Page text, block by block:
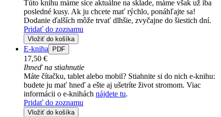
Túto knihu máme síce aktuálne na sklade, máme však už iba
posledné kusy. Ak ju chcete mať rýchlo, ponáhľajte sa!
Dodanie ďalších môže trvať dlhšie, zvyčajne do šiestich dní.
Pridať do zoznamu
Vložiť do košíka
E-kniha PDF
17,50 €
Ihneď na stiahnutie
Máte čítačku, tablet alebo mobil? Stiahnite si do nich e-knihu:
budete ju mať hneď a ešte aj ušetríte život stromom. Viac
informácii o e-knihách nájdete tu.
Pridať do zoznamu
Vložiť do košíka